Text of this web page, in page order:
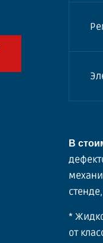
В
*
от